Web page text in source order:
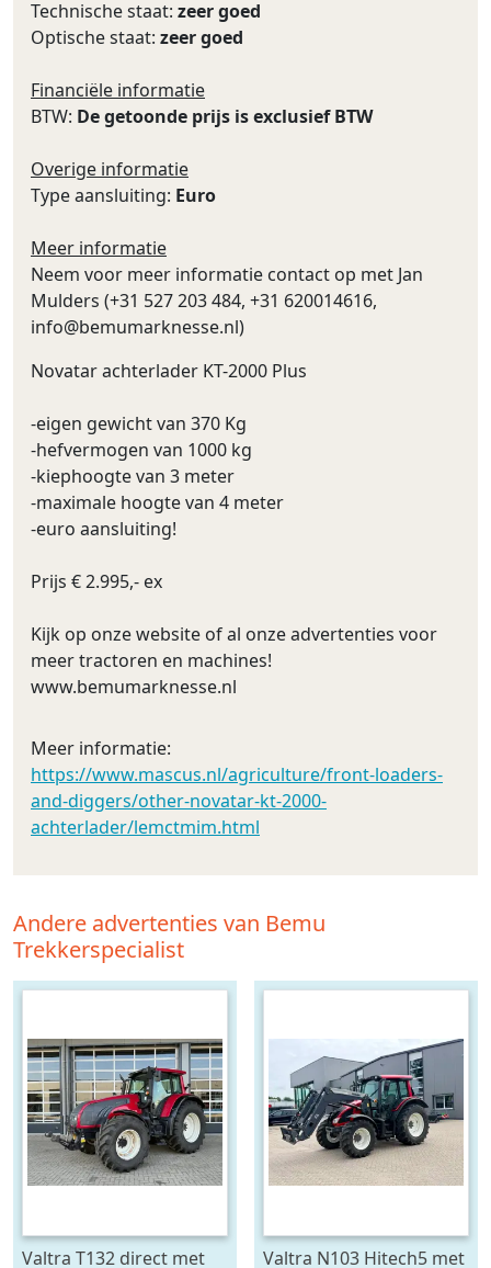
Technische staat: zeer goed
Optische staat: zeer goed
Financiële informatie
BTW: De getoonde prijs is exclusief BTW
Overige informatie
Type aansluiting: Euro
Meer informatie
Neem voor meer informatie contact op met Jan
Mulders (+31 527 203 484, +31 620014616,
info@bemumarknesse.nl)
Novatar achterlader KT-2000 Plus
-eigen gewicht van 370 Kg
-hefvermogen van 1000 kg
-kiephoogte van 3 meter
-maximale hoogte van 4 meter
-euro aansluiting!
Prijs € 2.995,- ex
Kijk op onze website of al onze advertenties voor
meer tractoren en machines!
www.bemumarknesse.nl
Meer informatie:
https://www.mascus.nl/agriculture/front-loaders-
and-diggers/other-novatar-kt-2000-
achterlader/lemctmim.html
Andere advertenties van Bemu
Trekkerspecialist
Valtra T132 direct met
Valtra N103 Hitech5 met